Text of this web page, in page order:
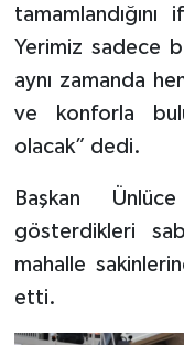
Yerimiz sadece
aynı zamanda
ve konforla
olacak” dedi.
Başkan
gösterdikleri
mahalle
etti.